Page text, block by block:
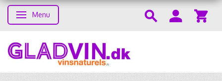
Toggle navigation
Menu